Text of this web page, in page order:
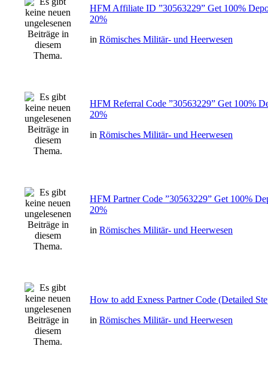
HFM Affiliate ID ”30563229” Get 100%
20%
in Römisches Militär- und Heerwesen
HFM Referral Code ”30563229” Get 100%
20%
in Römisches Militär- und Heerwesen
HFM Partner Code ”30563229” Get 100%
20%
in Römisches Militär- und Heerwesen
How to add Exness Partner Code (Detailed
in Römisches Militär- und Heerwesen